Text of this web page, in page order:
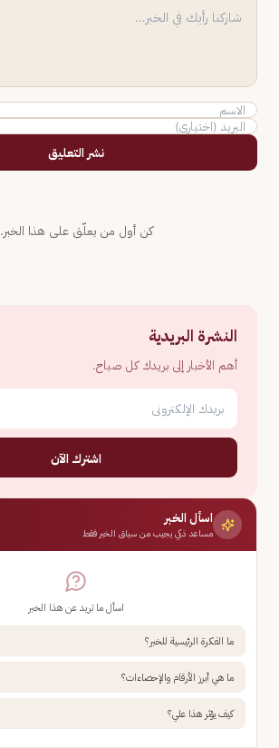
نشر التعليق
كن أول من يعلّق على هذا الخبر.
النشرة البريدية
أهم الأخبار إلى بريدك كل صباح.
اشترك الآن
اسأل الخبر
مساعد ذكي يجيب من سياق الخبر فقط
اسأل ما تريد عن هذا الخبر
ما الفكرة الرئيسية للخبر؟
ما هي أبرز الأرقام والإحصاءات؟
كيف يؤثر هذا علي؟